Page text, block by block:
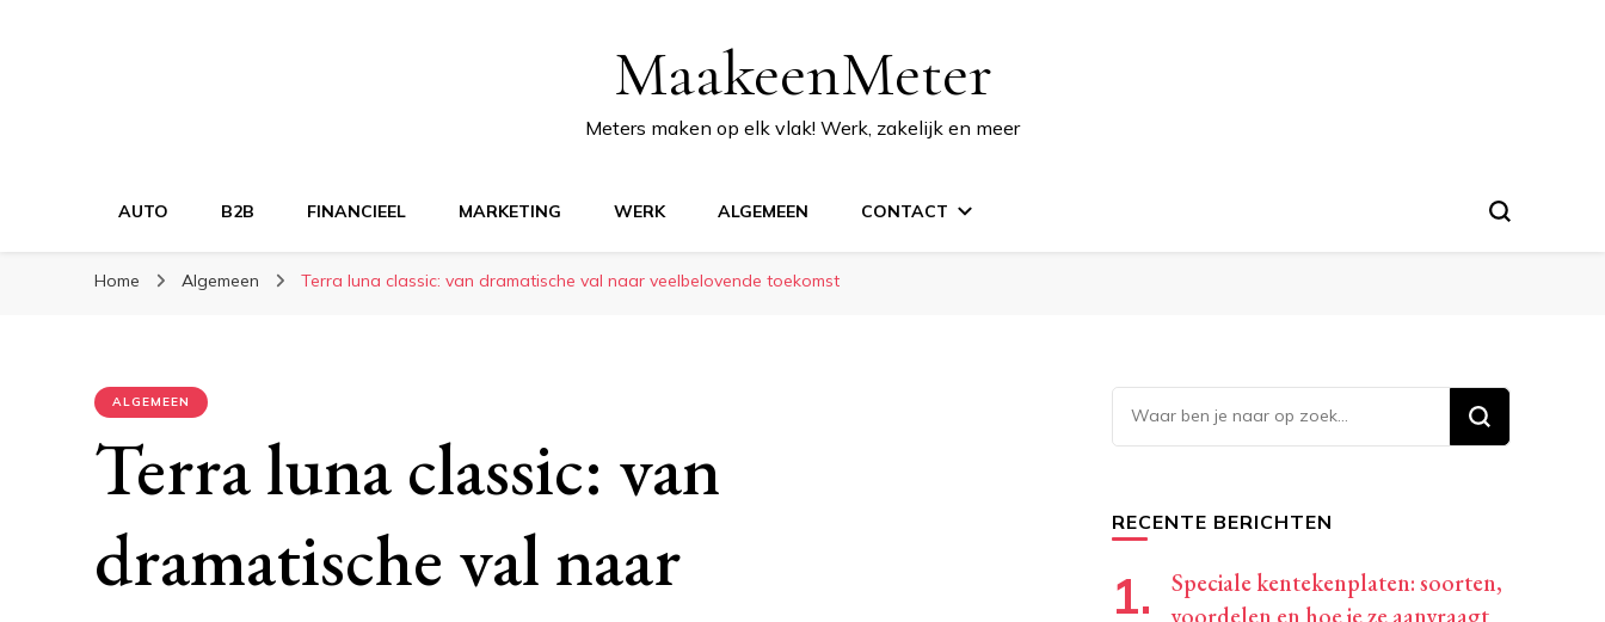
MaakeenMeter
Meters maken op elk vlak! Werk, zakelijk en meer
AUTO B2B FINANCIEEL MARKETING WERK ALGEMEEN CONTACT
Home Algemeen Terra luna classic: van dramatische val naar veelbelovende toekomst
ALGEMEEN
Terra luna classic: van
dramatische val naar
Op
zoek
RECENTE BERICHTEN
Speciale kentekenplaten: soorten,